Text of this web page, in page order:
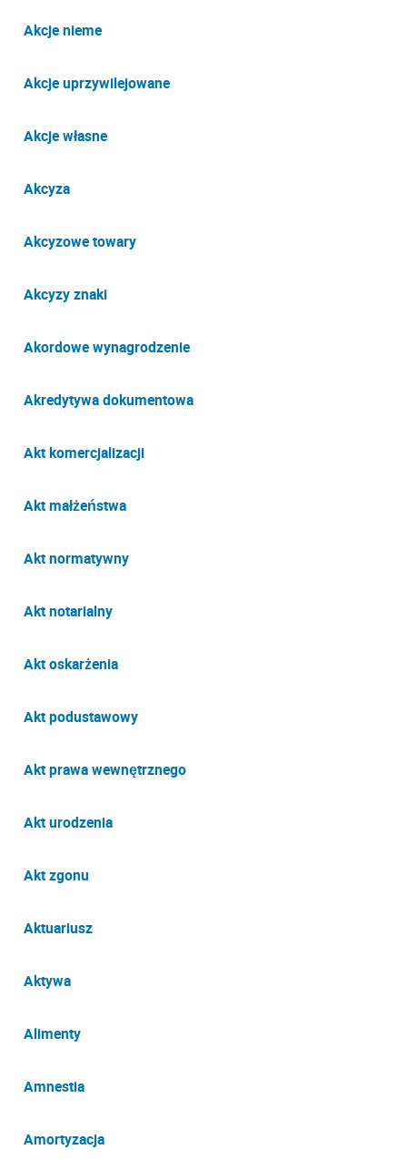
Akcje nieme
Akcje uprzywilejowane
Akcje własne
Akcyza
Akcyzowe towary
Akcyzy znaki
Akordowe wynagrodzenie
Akredytywa dokumentowa
Akt komercjalizacji
Akt małżeństwa
Akt normatywny
Akt notarialny
Akt oskarżenia
Akt podustawowy
Akt prawa wewnętrznego
Akt urodzenia
Akt zgonu
Aktuariusz
Aktywa
Alimenty
Amnestia
Amortyzacja